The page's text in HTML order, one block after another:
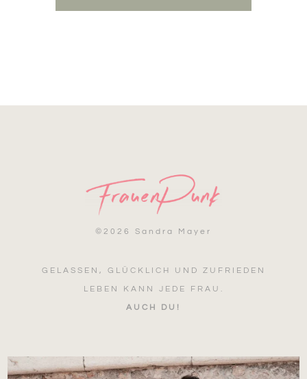
© 2026 Sandra Mayer
GELASSEN, GLÜCKLICH UND ZUFRIEDEN
LEBEN KANN JEDE FRAU.
AUCH DU!